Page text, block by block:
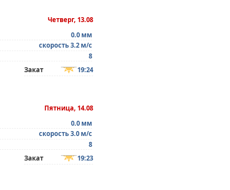
Четверг, 13.08
0.0 мм
скорость 3.2 м/с
8
Закат 19:24
Пятница, 14.08
0.0 мм
скорость 3.0 м/с
8
Закат 19:23